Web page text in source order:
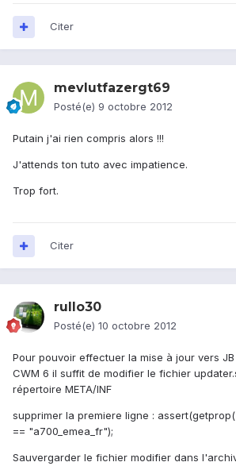
Citer
mevlutfazergt69
Posté(e) 9 octobre 2012
Putain j'ai rien compris alors !!!
J'attends ton tuto avec impatience.
Trop fort.
Citer
rullo30
Posté(e) 10 octobre 2012
Pour pouvoir effectuer la mise à jour vers
CWM 6 il suffit de modifier le fichier
répertoire META/INF
supprimer la premiere ligne :
== "a700_emea_fr");
Sauvergarder le fichier modifier dans